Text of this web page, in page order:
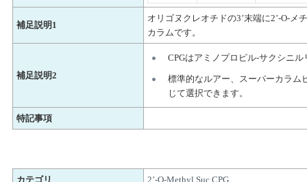
補足説明1
オリゴヌクレオチドの3’末端に2’-O-メ
カラムです。
補足説明2
CPGはアミノプロピル-サクシニ
標準的なルアー、スーパーカラム
じて選択できます。
特記事項
カテゴリ 2’-O-Methyl Suc CPG